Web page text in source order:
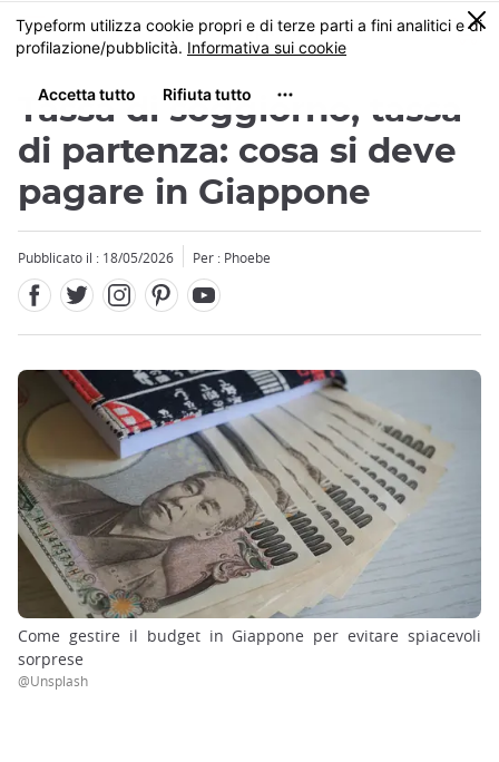
Skip
to
content
MENU
0
Tassa di soggiorno, tassa
di partenza: cosa si deve
pagare in Giappone
Pubblicato il : 18/05/2026 Per : Phoebe
Come gestire il budget in Giappone per evitare spiacevoli
sorprese
@Unsplash